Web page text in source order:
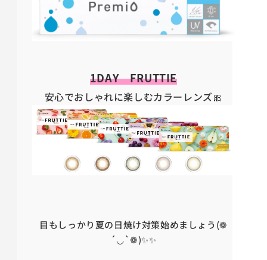
1DAY FRUTTIE
安心でおしゃれに楽しむカラーレンズ🎀
目もしっかり夏の日焼け対策始めましょう(❁
´◡`❁)✨✨